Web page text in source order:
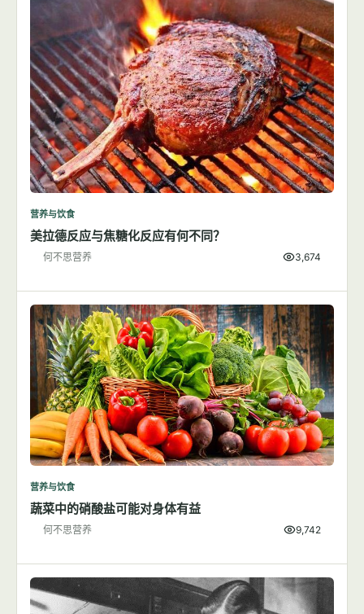
营养与饮食
美拉德反应与焦糖化反应有何不同？
何不思营养 3,674
营养与饮食
蔬菜中的硝酸盐可能对身体有益
何不思营养 9,742